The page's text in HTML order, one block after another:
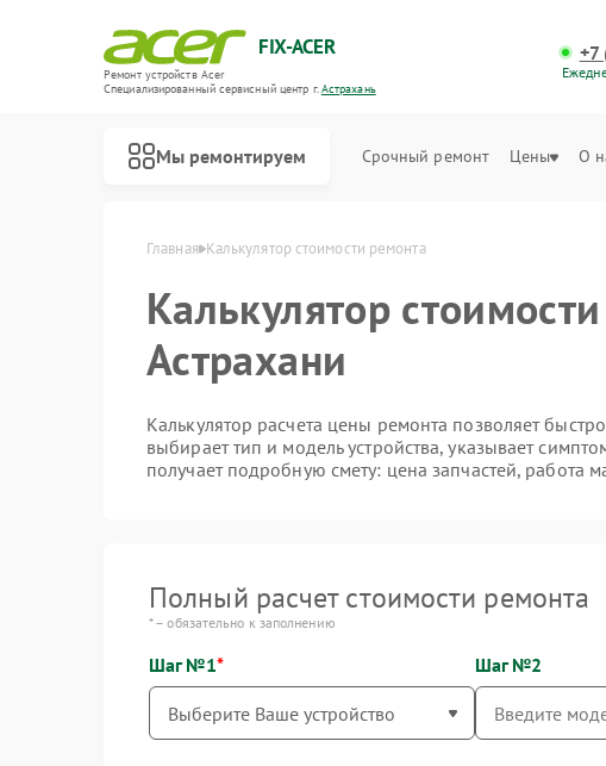
FIX-ACER
Ремонт устройств Acer
Специализированный cервисный центр г.Астрахань
+7
Мы ремонтируем Срочный ремонт Цены О
Главная Калькулятор стоимости ремонта
Калькулятор
Астрахани
Калькулятор расчета цены ремонта позволяет
выбирает тип и модель устройства, указывает
получает подробную смету: цена запчастей, работа
Полный расчет стоимости ремонта
* – обязательно к заполнению
Шаг №1 Шаг №2